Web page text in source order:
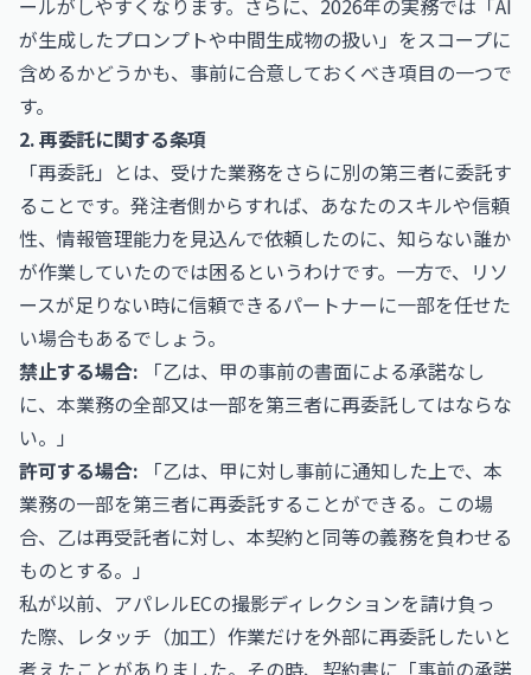
ールがしやすくなります。さらに、2026年の実務では「AI
が生成したプロンプトや中間生成物の扱い」をスコープに
含めるかどうかも、事前に合意しておくべき項目の一つで
す。
2. 再委託に関する条項
「再委託」とは、受けた業務をさらに別の第三者に委託す
ることです。発注者側からすれば、あなたのスキルや信頼
性、情報管理能力を見込んで依頼したのに、知らない誰か
が作業していたのでは困るというわけです。一方で、リソ
ースが足りない時に信頼できるパートナーに一部を任せた
い場合もあるでしょう。
禁止する場合: 「乙は、甲の事前の書面による承諾なし
に、本業務の全部又は一部を第三者に再委託してはならな
い。」
許可する場合: 「乙は、甲に対し事前に通知した上で、本
業務の一部を第三者に再委託することができる。この場
合、乙は再受託者に対し、本契約と同等の義務を負わせる
ものとする。」
私が以前、アパレルECの撮影ディレクションを請け負っ
た際、レタッチ（加工）作業だけを外部に再委託したいと
考えたことがありました。その時、契約書に「事前の承諾